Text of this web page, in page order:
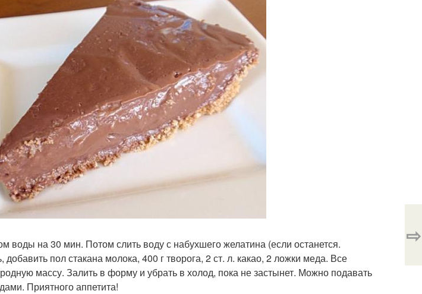
воды на 30 мин. Потом слить воду с набухшего желатина (если останется.
пол стакана молока, 400 г творога, 2 ст. л. какао, 2 ложки меда. Все
массу. Залить в форму и убрать в холод, пока не застынет. Можно подавать
Приятного аппетита!
⇨